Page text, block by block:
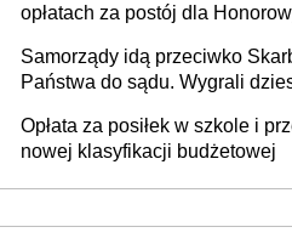
opłatach za postój dla
Samorządy idą przeciwko
Państwa do sądu. Wygrali
Opłata za posiłek w szkole i
nowej klasyfikacji budżetowej